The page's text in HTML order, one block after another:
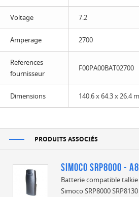
Voltage 7.2
Amperage 2700
References
fournisseur
F00PA00BAT02700
Dimensions 140.6 x 64.3 x 26.4
PRODUITS ASSOCIÉS
Simoco SRP8000 -
Batterie compatible
Simoco SRP8000